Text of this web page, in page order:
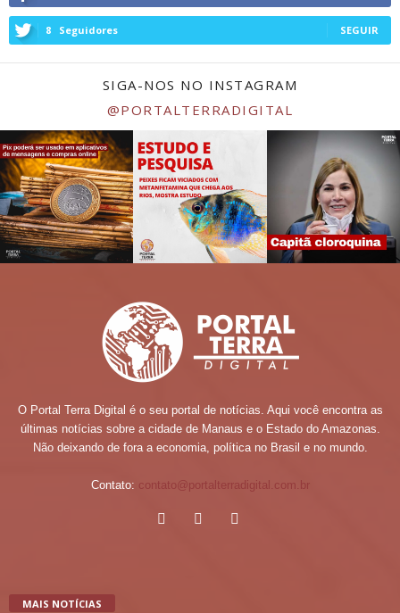
8 Seguidores SEGUIR
SIGA-NOS NO INSTAGRAM
@PORTALTERRADIGITAL
O Portal Terra Digital é o seu portal de notícias. Aqui você encontra as
últimas notícias sobre a cidade de Manaus e o Estado do Amazonas.
Não deixando de fora a economia, política no Brasil e no mundo.
Contato: contato@portalterradigital.com.br
MAIS NOTÍCIAS